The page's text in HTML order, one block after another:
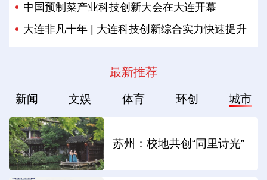
中国预制菜产业科技创新大会在大连开幕
大连非凡十年 | 大连科技创新综合实力快速提升
最新推荐
新闻 文娱 体育 环创 城市
苏州：校地共创“同里诗光”